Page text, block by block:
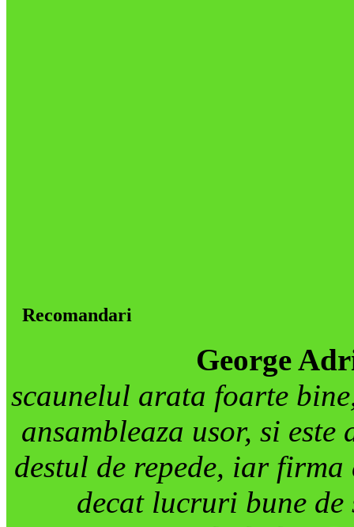
Recomandari
George
scaunelul arata foarte
ansambleaza usor, si
destul de repede, iar
decat lucruri bune de